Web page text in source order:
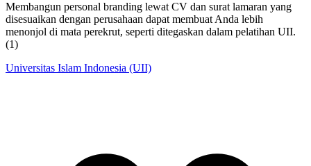
Membangun personal branding lewat CV dan surat lamaran yang
disesuaikan dengan perusahaan dapat membuat Anda lebih
menonjol di mata perekrut, seperti ditegaskan dalam pelatihan UII.
(1)
Universitas Islam Indonesia (UII)